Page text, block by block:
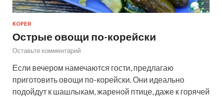
КОРЕЯ
Острые овощи по-корейски
Оставьте комментарий
Если вечером намечаются гости, предлагаю
приготовить овощи по-корейски. Они идеально
подойдут к шашлыкам, жареной птице, даже к горячей